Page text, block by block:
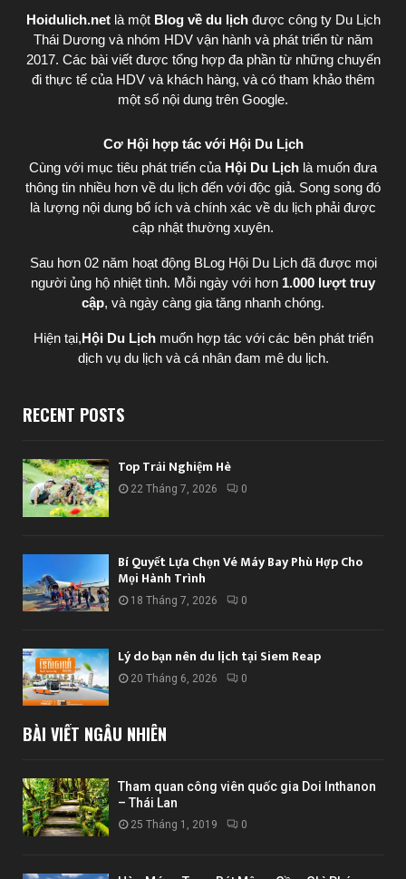
Hoidulich.net là một Blog về du lịchđược công ty Du Lịch
Thái Dươngvà nhóm HDV vận hành và phát triển từ năm
2017. Các bài viết được tổng hợp đa phần từ những chuyến
đi thực tế của HDV và khách hàng, và có tham khảo thêm
một số nội dung trên Google.
Cơ Hội hợp tác với Hội Du Lịch
Cùng với mục tiêu phát triển của Hội Du Lịch là muốn đưa
thông tin nhiều hơn về du lịch đến với độc giả. Song song đó
là lượng nội dung bổ ích và chính xác về du lịch phải được
cập nhật thường xuyên.
Sau hơn 02 năm hoạt động BLog Hội Du Lịch đã được mọi
người ủng hộ nhiệt tình. Mỗi ngày với hơn 1.000 lượt truy
cập, và ngày càng gia tăng nhanh chóng.
Hiện tại,Hội Du Lịch muốn hợp tác với các bên phát triển
dịch vụ du lịch và cá nhân đam mê du lịch.
RECENT POSTS
Top Trải Nghiệm Hè
22 Tháng 7, 2026 0
Bí Quyết Lựa Chọn Vé Máy Bay Phù Hợp Cho
Mọi Hành Trình
18 Tháng 7, 2026 0
Lý do bạn nên du lịch tại Siem Reap
20 Tháng 6, 2026 0
BÀI VIẾT NGẪU NHIÊN
Tham quan công viên quốc gia Doi Inthanon
– Thái Lan
25 Tháng 1, 2019 0